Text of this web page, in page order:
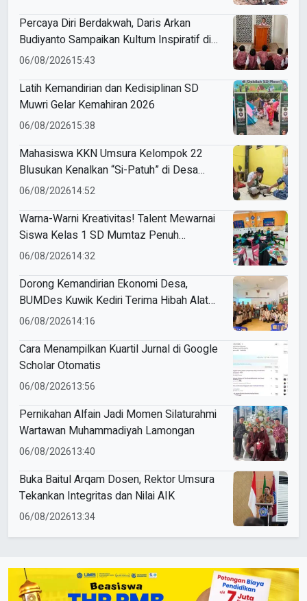
Percaya Diri Berdakwah, Daris Arkan
Budiyanto Sampaikan Kultum Inspiratif di
Masjid Baiturrahman
06/08/202615:43
Latih Kemandirian dan Kedisiplinan SD
Muwri Gelar Kemahiran 2026
06/08/202615:38
Mahasiswa KKN Umsura Kelompok 22
Blusukan Kenalkan “Si-Patuh” di Desa
Banjarkejen
06/08/202614:52
Warna-Warni Kreativitas! Talent Mewarnai
Siswa Kelas 1 SD Mumtaz Penuh
Keceriaan
06/08/202614:32
Dorong Kemandirian Ekonomi Desa,
BUMDes Kuwik Kediri Terima Hibah Alat
Pencetak Briket Biomassa Briqpress
06/08/202614:16
Cara Menampilkan Kuartil Jurnal di Google
Scholar Otomatis
06/08/202613:56
Pernikahan Alfain Jadi Momen Silaturahmi
Wartawan Muhammadiyah Lamongan
06/08/202613:40
Buka Baitul Arqam Dosen, Rektor Umsura
Tekankan Integritas dan Nilai AIK
06/08/202613:34